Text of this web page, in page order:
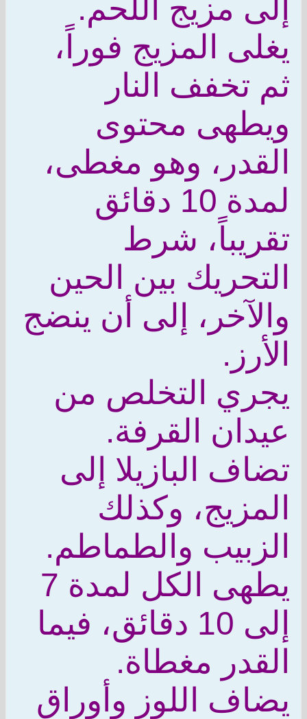
إلى مزيج اللحم.
يغلى المزيج فوراً،
ثم تخفف النار
ويطهى محتوى
القدر، وهو مغطى،
لمدة 10 دقائق
تقريباً، شرط
التحريك بين الحين
والآخر، إلى أن ينضج
الأرز.
يجري التخلص من
عيدان القرفة.
تضاف البازيلا إلى
المزيج، وكذلك
الزبيب والطماطم.
يطهى الكل لمدة 7
إلى 10 دقائق، فيما
القدر مغطاة.
يضاف اللوز وأوراق